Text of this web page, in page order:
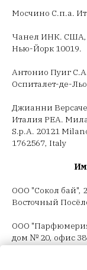
Мосчино С.п.а.
Чанел ИНК. США,
Нью-Йорк 10019.
Антонио Пуиг
Оспиталет-де-
Джианни
Италия РЕА.
S.p.A. 20121
1762567, Italy
ООО "Сокол бай",
Восточный
ООО
дом № 20, офис